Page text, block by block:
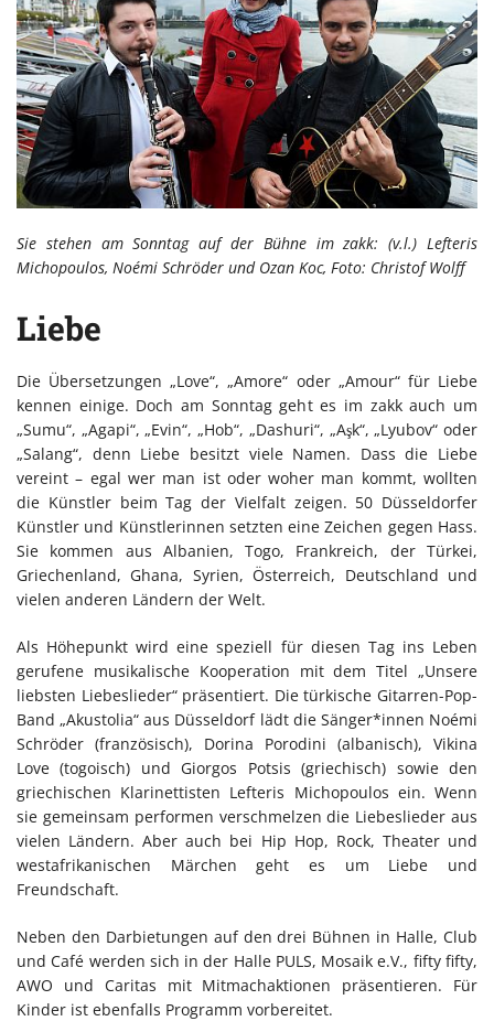
Sie stehen am Sonntag auf der Bühne im zakk: (v.l.) Lefteris
Michopoulos, Noémi Schröder und Ozan Koc, Foto: Christof Wolff
Liebe
Die Übersetzungen „Love“, „Amore“ oder „Amour“ für Liebe
kennen einige. Doch am Sonntag geht es im zakk auch um
„Sumu“, „Agapi“, „Evin“, „Hob“, „Dashuri“, „Aşk“, „Lyubov“ oder
„Salang“, denn Liebe besitzt viele Namen. Dass die Liebe
vereint – egal wer man ist oder woher man kommt, wollten
die Künstler beim Tag der Vielfalt zeigen. 50 Düsseldorfer
Künstler und Künstlerinnen setzten eine Zeichen gegen Hass.
Sie kommen aus Albanien, Togo, Frankreich, der Türkei,
Griechenland, Ghana, Syrien, Österreich, Deutschland und
vielen anderen Ländern der Welt.
Als Höhepunkt wird eine speziell für diesen Tag ins Leben
gerufene musikalische Kooperation mit dem Titel „Unsere
liebsten Liebeslieder“ präsentiert. Die türkische Gitarren-Pop-
Band „Akustolia“ aus Düsseldorf lädt die Sänger*innen Noémi
Schröder (französisch), Dorina Porodini (albanisch), Vikina
Love (togoisch) und Giorgos Potsis (griechisch) sowie den
griechischen Klarinettisten Lefteris Michopoulos ein. Wenn
sie gemeinsam performen verschmelzen die Liebeslieder aus
vielen Ländern. Aber auch bei Hip Hop, Rock, Theater und
westafrikanischen Märchen geht es um Liebe und
Freundschaft.
Neben den Darbietungen auf den drei Bühnen in Halle, Club
und Café werden sich in der Halle PULS, Mosaik e.V., fifty fifty,
AWO und Caritas mit Mitmachaktionen präsentieren. Für
Kinder ist ebenfalls Programm vorbereitet.